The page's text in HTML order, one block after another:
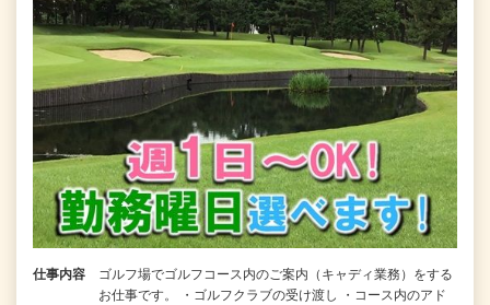
仕事内容
ゴルフ場でゴルフコース内のご案内（キャディ業務）をする
お仕事です。 ・ゴルフクラブの受け渡し ・コース内のアド